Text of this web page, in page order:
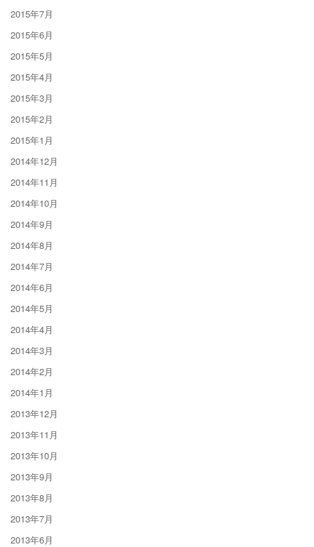
2015年7月
2015年6月
2015年5月
2015年4月
2015年3月
2015年2月
2015年1月
2014年12月
2014年11月
2014年10月
2014年9月
2014年8月
2014年7月
2014年6月
2014年5月
2014年4月
2014年3月
2014年2月
2014年1月
2013年12月
2013年11月
2013年10月
2013年9月
2013年8月
2013年7月
2013年6月